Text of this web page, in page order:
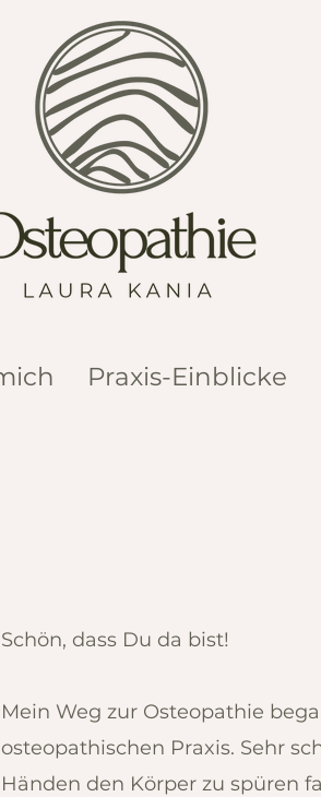
Praxis-Einblicke
Schön, dass Du da bist!
Mein Weg zur Osteopathie
osteopathischen Praxis. Sehr
Händen den Körper zu spüren